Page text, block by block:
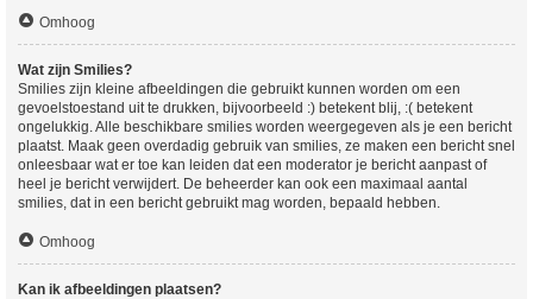
Omhoog
Wat zijn Smilies?
Smilies zijn kleine afbeeldingen die gebruikt kunnen worden om een
gevoelstoestand uit te drukken, bijvoorbeeld :) betekent blij, :( betekent
ongelukkig. Alle beschikbare smilies worden weergegeven als je een bericht
plaatst. Maak geen overdadig gebruik van smilies, ze maken een bericht snel
onleesbaar wat er toe kan leiden dat een moderator je bericht aanpast of
heel je bericht verwijdert. De beheerder kan ook een maximaal aantal
smilies, dat in een bericht gebruikt mag worden, bepaald hebben.
Omhoog
Kan ik afbeeldingen plaatsen?